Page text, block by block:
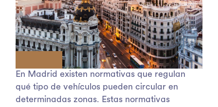
En Madrid existen normativas que regulan
qué tipo de vehículos pueden circular en
determinadas zonas. Estas normativas